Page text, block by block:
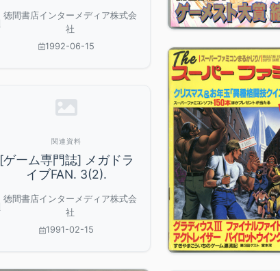
徳間書店インターメディア株式会
社
1992-06-15
関連資料
[ゲーム専門誌] メガドラ
イブFAN. 3(2).
徳間書店インターメディア株式会
社
1991-02-15